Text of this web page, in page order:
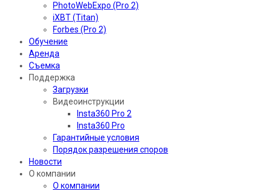
PhotoWebExpo (Pro 2)
iXBT (Titan)
Forbes (Pro 2)
Обучение
Аренда
Съемка
Поддержка
Загрузки
Видеоинструкции
Insta360 Pro 2
Insta360 Pro
Гарантийные условия
Порядок разрешения споров
Новости
О компании
О компании